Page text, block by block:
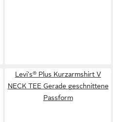
Levi's® Plus Kurzarmshirt V
NECK TEE Gerade geschnittene
Passform